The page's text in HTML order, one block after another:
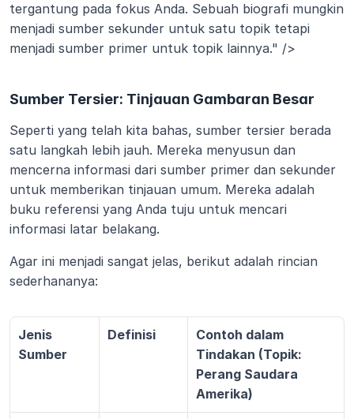
tergantung pada fokus Anda. Sebuah biografi mungkin
menjadi sumber sekunder untuk satu topik tetapi
menjadi sumber primer untuk topik lainnya." />
Sumber Tersier: Tinjauan Gambaran Besar
Seperti yang telah kita bahas, sumber tersier berada
satu langkah lebih jauh. Mereka menyusun dan
mencerna informasi dari sumber primer dan sekunder
untuk memberikan tinjauan umum. Mereka adalah
buku referensi yang Anda tuju untuk mencari
informasi latar belakang.
Agar ini menjadi sangat jelas, berikut adalah rincian
sederhananya:
Jenis
Sumber
Definisi
Contoh dalam
Tindakan (Topik:
Perang Saudara
Amerika)